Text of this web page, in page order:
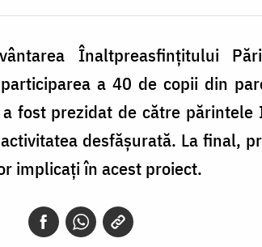
Înaltpreasfințitului
a 40 de copii din
fost prezidat de către părintele
desfășurată. La final,
implicați în acest proiect.